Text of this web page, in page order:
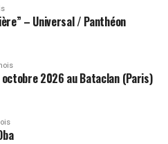
– Universal / Panthéon
octobre 2026 au Bataclan (Paris)